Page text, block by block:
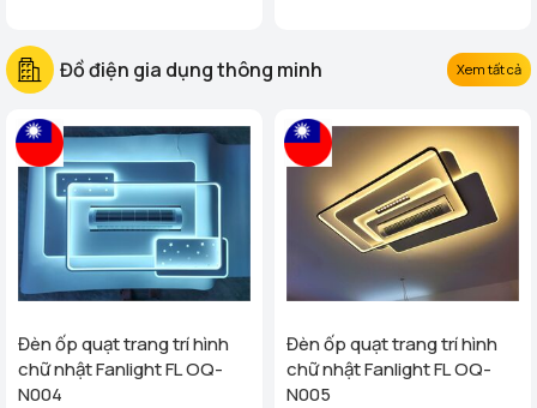
Đồ điện gia dụng thông minh Xem tất cả
Đèn ốp quạt trang trí hình
chữ nhật Fanlight FL OQ-
N004
Đèn ốp quạt trang trí hình
chữ nhật Fanlight FL OQ-
N005